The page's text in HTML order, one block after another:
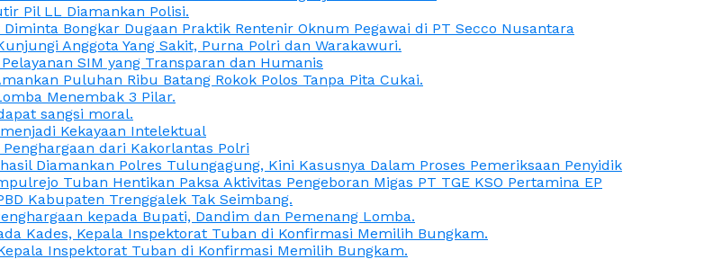
Pil LL Diamankan Polisi.
Bongkar Dugaan Praktik Rentenir Oknum Pegawai di PT Secco Nusantara
Anggota Yang Sakit, Purna Polri dan Warakawuri.
SIM yang Transparan dan Humanis
Puluhan Ribu Batang Rokok Polos Tanpa Pita Cukai.
Menembak 3 Pilar.
sangsi moral.
Kekayaan Intelektual
dari Kakorlantas Polri
Diamankan Polres Tulungagung, Kini Kasusnya Dalam Proses Pemeriksaan Penyidik
Tuban Hentikan Paksa Aktivitas Pengeboran Migas PT TGE KSO Pertamina EP
Kabupaten Trenggalek Tak Seimbang.
kepada Bupati, Dandim dan Pemenang Lomba.
Kades, Kepala Inspektorat Tuban di Konfirmasi Memilih Bungkam.
Inspektorat Tuban di Konfirmasi Memilih Bungkam.